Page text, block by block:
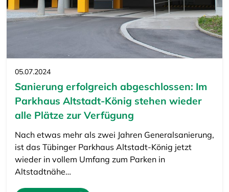
05.07.2024
Sanierung erfolgreich abgeschlossen: Im
Parkhaus Altstadt-König stehen wieder
alle Plätze zur Verfügung
Nach etwas mehr als zwei Jahren Generalsanierung,
ist das Tübinger Parkhaus Altstadt-König jetzt
wieder in vollem Umfang zum Parken in
Altstadtnähe…